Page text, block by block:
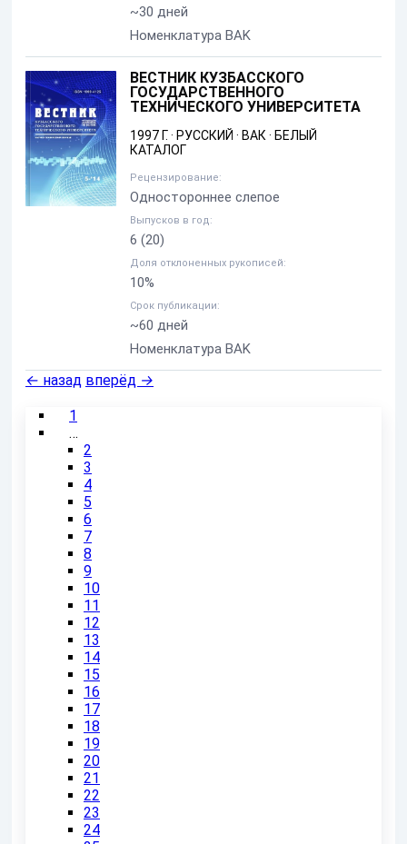
~30 дней
Номенклатура BAK
ВЕСТНИК КУЗБАССКОГО
ГОСУДАРСТВЕННОГО
ТЕХНИЧЕСКОГО УНИВЕРСИТЕТА
1997 Г.· РУССКИЙ · ВАК· БЕЛЫЙ
КАТАЛОГ
Рецензирование:
Одностороннее слепое
Выпусков в год:
6 (20)
Доля отклоненных рукописей:
10%
Срок публикации:
~60 дней
Номенклатура BAK
← назад вперёд →
1
…
2
3
4
5
6
7
8
9
10
11
12
13
14
15
16
17
18
19
20
21
22
23
24